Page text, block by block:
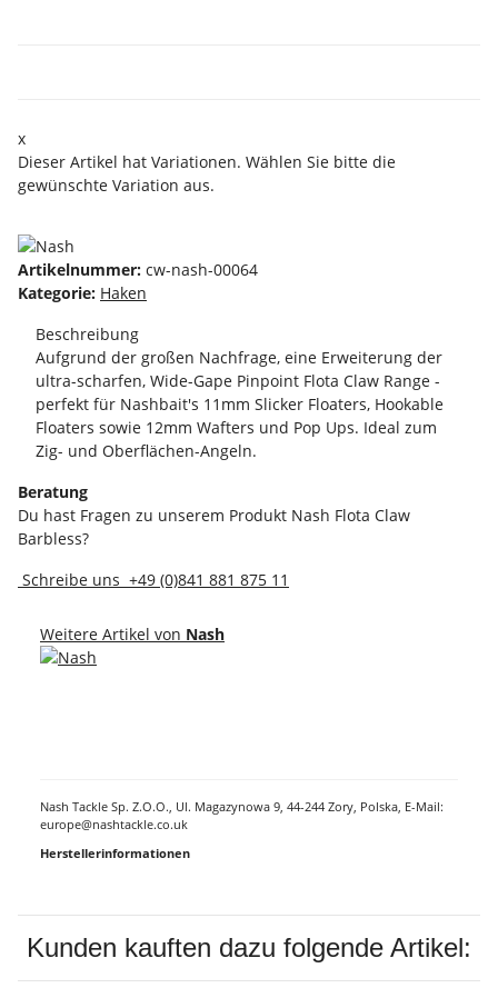
x
Dieser Artikel hat Variationen. Wählen Sie bitte die
gewünschte Variation aus.
Artikelnummer: cw-nash-00064
Kategorie: Haken
Beschreibung
Aufgrund der großen Nachfrage, eine Erweiterung der
ultra-scharfen, Wide-Gape Pinpoint Flota Claw Range -
perfekt für Nashbait's 11mm Slicker Floaters, Hookable
Floaters sowie 12mm Wafters und Pop Ups. Ideal zum
Zig- und Oberflächen-Angeln.
Beratung
Du hast Fragen zu unserem Produkt Nash Flota Claw
Barbless?
Schreibe uns +49 (0)841 881 875 11
Weitere Artikel von Nash
Nash Tackle Sp. Z.O.O., Ul. Magazynowa 9, 44-244 Zory, Polska, E-Mail:
europe@nashtackle.co.uk
Herstellerinformationen
Kunden kauften dazu folgende Artikel: